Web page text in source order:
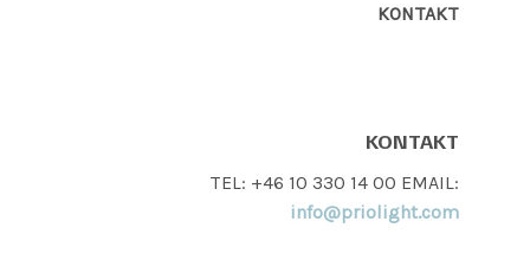
KONTAKT
KONTAKT
TEL: +46 10 330 14 00 EMAIL:
info@priolight.com